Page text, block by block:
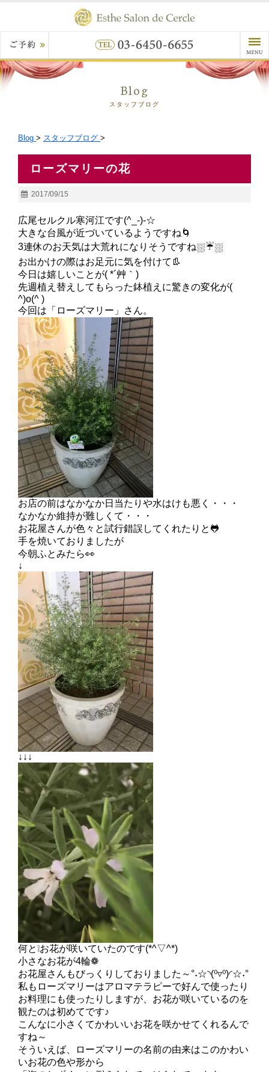
Blog
スタッフブログ
Blog > スタッフブログ >
ローズマリーの花
2017/09/15
広尾セルクル寒河江です(^_-)-☆
大きな台風が近づいているようですね🌀
3連休のお天気は大荒れになりそうですね⛆☔⛆
お出かけの際はお足元に気を付けて👢
今日は嬉しいことが( *´艸｀)
先週植え替えしてもらった鉢植えに驚きの変化が(
^)o(^ )
今回は「ローズマリー」さん。
お店の前はなかなか日当たりや水はけも悪く・・・
なかなか維持が難しくて・・・
お花屋さんが色々と試行錯誤してくれたりと🐸
手を焼いておりましたが
今朝ふとみたら👀
↓
↓↓↓
何と❕お花が咲いていたのです(*^▽^*)
小さなお花が4輪❁
お花屋さんもびっくりしておりました～°˖☆◝(⁰▿⁰)◜☆˖°
私もローズマリーはアロマテラピーで好んで使ったり
お料理にも使ったりしますが、お花が咲いているのを
観たのは初めてです♪
こんなに小さくてかわいいお花を咲かせてくれるんで
すね～
そういえば、ローズマリーの名前の由来はこのかわい
いお花の色や形から